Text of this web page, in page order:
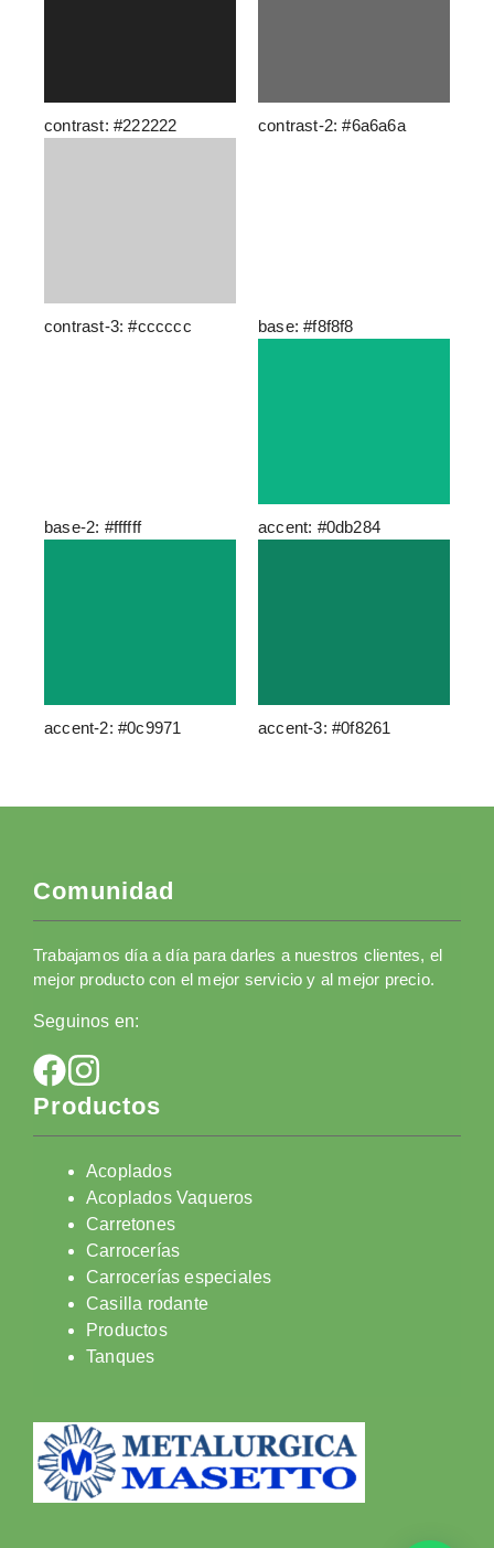
contrast: #222222 contrast-2: #6a6a6a
contrast-3: #cccccc base: #f8f8f8
base-2: #ffffff accent: #0db284
accent-2: #0c9971 accent-3: #0f8261
Comunidad
Trabajamos día a día para darles a nuestros clientes, el
mejor producto con el mejor servicio y al mejor precio.
Seguinos en:
Productos
Acoplados
Acoplados Vaqueros
Carretones
Carrocerías
Carrocerías especiales
Casilla rodante
Productos
Tanques